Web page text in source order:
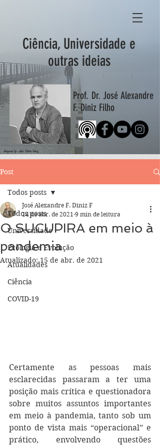
Ciência, Universidade e
outras ideias
Prof. Dr. José Alexandre
F. Diniz Filho
designed by: Ana Clara Diniz
Post
Todos posts
Universidade
Ecologia e Evolução
Atualidades
Ciência
COVID-19
Todos posts
O SUCUPIRA em meio à
pandemia
José Alexandre F. Diniz F
14 de abr. de 2021 9 min de leitura
Atualizado:15 de abr. de 2021
Certamente as pessoas mais
esclarecidas passaram a ter uma
posição mais crítica e questionadora
sobre muitos assuntos importantes
em meio à pandemia, tanto sob um
ponto de vista mais “operacional” e
prático, envolvendo questões